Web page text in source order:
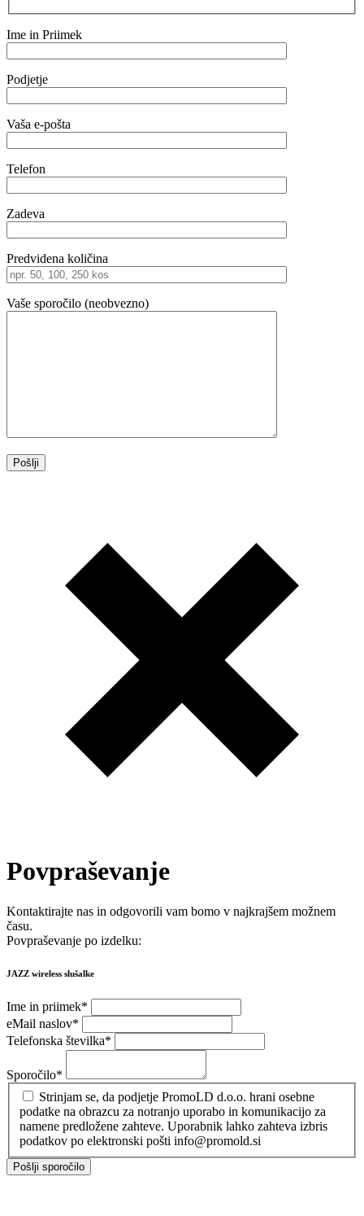
Ime in Priimek
Podjetje
Vaša e-pošta
Telefon
Zadeva
Predvidena količina
Vaše sporočilo (neobvezno)
Povpraševanje
Kontaktirajte nas in odgovorili vam bomo v najkrajšem možnem
času.
Povpraševanje po izdelku:
JAZZ wireless slušalke
Ime in priimek*
eMail naslov*
Telefonska številka*
Sporočilo*
Strinjam se, da podjetje PromoLD d.o.o. hrani osebne
podatke na obrazcu za notranjo uporabo in komunikacijo za
namene predložene zahteve. Uporabnik lahko zahteva izbris
podatkov po elektronski pošti info@promold.si
Pošlji sporočilo